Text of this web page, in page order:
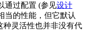
通过配置 (参见设计
当的性能，但它默认
种灵活性也并非没有代